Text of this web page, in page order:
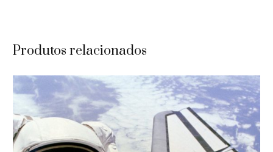
Produtos relacionados